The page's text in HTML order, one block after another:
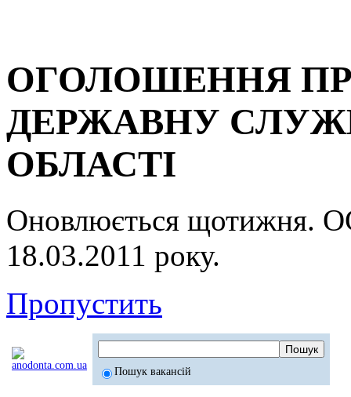
ОГОЛОШЕННЯ
ДЕРЖАВНУ
ОБЛАСТІ
Оновлюється
18.03.2011 року.
Пропустить
Пошук вакансій